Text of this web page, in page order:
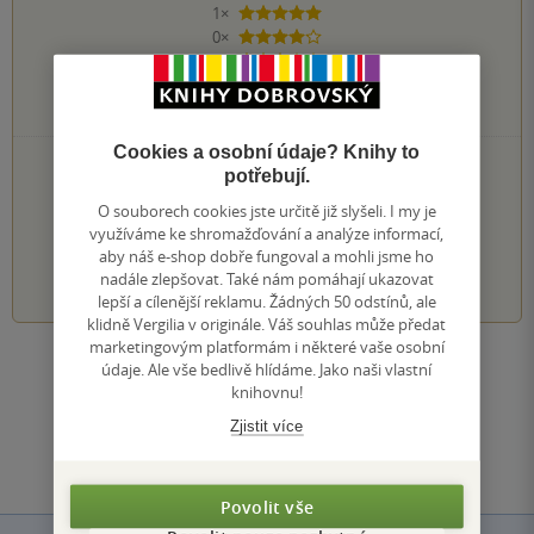
1×
5 hvězdiček
0×
4 hvězdičky
0×
0×
2 hvězdičky
0×
1 hvezdička
PŘIDEJTE SVÉ HODNOCENÍ KNIHY
Hodnocení našich knihkupců: 0.0 z 5
1 2 3 4 5
Zobrazit všechna hodnocení
Přidat hodnocení
Cookies a osobní údaje? Knihy to
potřebují.
O souborech cookies jste určitě již slyšeli. I my je
využíváme ke shromažďování a analýze informací,
aby náš e-shop dobře fungoval a mohli jsme ho
nadále zlepšovat. Také nám pomáhají ukazovat
lepší a cílenější reklamu. Žádných 50 odstínů, ale
klidně Vergilia v originále. Váš souhlas může předat
marketingovým platformám i některé vaše osobní
údaje. Ale vše bedlivě hlídáme. Jako naši vlastní
knihovnu!
Zjistit více
Povolit vše